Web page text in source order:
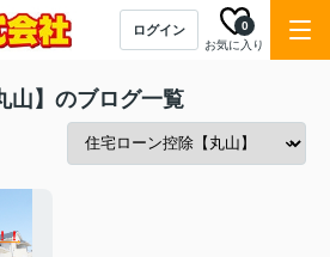
ログイン
お気に入り
0
山】のブログ一覧